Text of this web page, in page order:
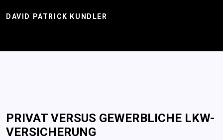
DAVID PATRICK KUNDLER
PRIVAT VERSUS GEWERBLICHE LKW-
VERSICHERUNG